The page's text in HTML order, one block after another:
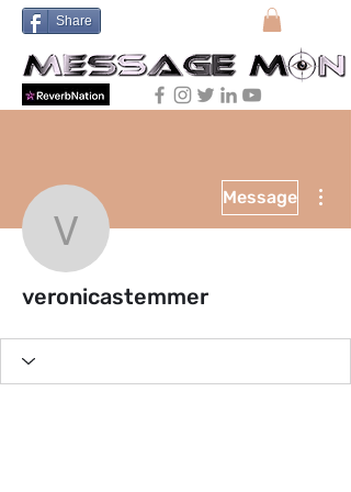
Share
veronicastemmer
Message
veronicastemmer